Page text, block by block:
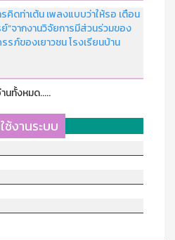
คิดท่าเต้น เพลงแบบว่าให้รอ เตือน
”จากงานวิจัยการมีส่วนร่วมของ
ภ์ของเยาวชน โรงเรียนบ้าน
านทั้งหมด.....
ช้งานระบบ